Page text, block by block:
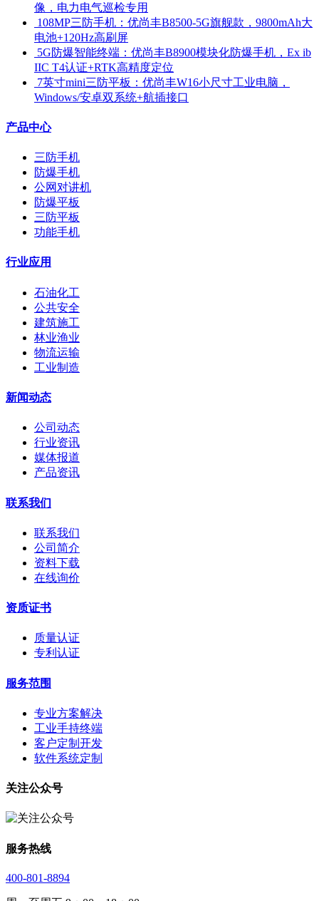
像，电力电气巡检专用
​ 108MP三防手机：优尚丰B8500-5G旗舰款，9800mAh大
电池+120Hz高刷屏
​ 5G防爆智能终端：优尚丰B8900模块化防爆手机，Ex ib
IIC T4认证+RTK高精度定位
​ 7英寸mini三防平板：优尚丰W16小尺寸工业电脑，
Windows/安卓双系统+航插接口
产品中心
三防手机
防爆手机
公网对讲机
防爆平板
三防平板
功能手机
行业应用
石油化工
公共安全
建筑施工
林业渔业
物流运输
工业制造
新闻动态
公司动态
行业资讯
媒体报道
产品资讯
联系我们
联系我们
公司简介
资料下载
在线询价
资质证书
质量认证
专利认证
服务范围
专业方案解决
工业手持终端
客户定制开发
软件系统定制
关注公众号
服务热线
400-801-8894